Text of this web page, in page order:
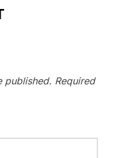
published. Required